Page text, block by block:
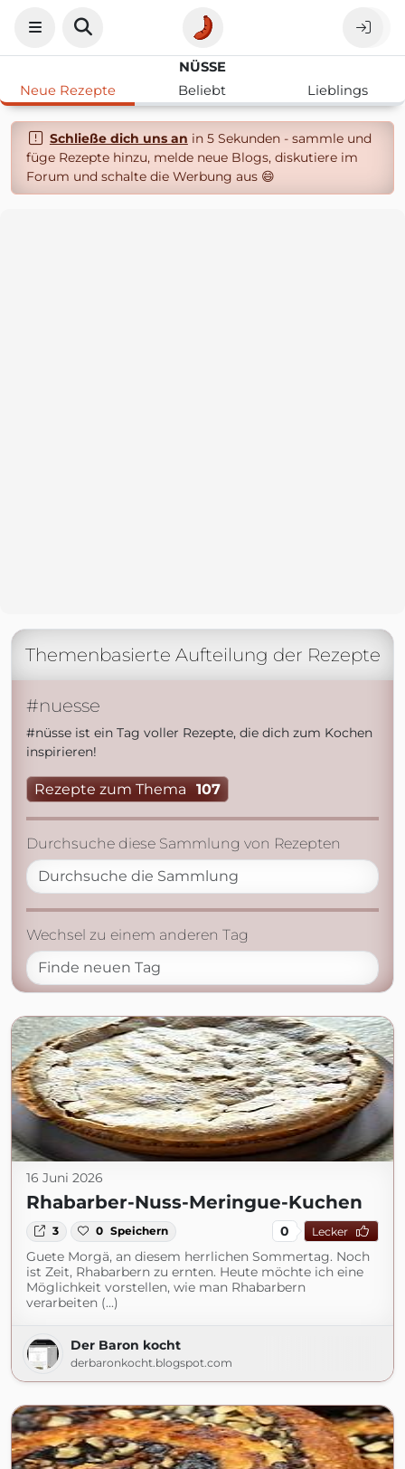
NÜSSE
Neue Rezepte
Beliebt Lieblings
Schließe dich uns an in 5 Sekunden - sammle und
füge Rezepte hinzu, melde neue Blogs, diskutiere im
Forum und schalte die Werbung aus 😄
Themenbasierte Aufteilung der Rezepte
#nuesse
#nüsse ist ein Tag voller Rezepte, die dich zum Kochen
inspirieren!
Rezepte zum Thema 107
Durchsuche diese Sammlung von Rezepten
Wechsel zu einem anderen Tag
16 Juni 2026
Rhabarber-Nuss-Meringue-Kuchen
3 0 Speichern 0 Lecker
Guete Morgä, an diesem herrlichen Sommertag. Noch
ist Zeit, Rhabarbern zu ernten. Heute möchte ich eine
Möglichkeit vorstellen, wie man Rhabarbern
verarbeiten (...)
Der Baron kocht
derbaronkocht.blogspot.com